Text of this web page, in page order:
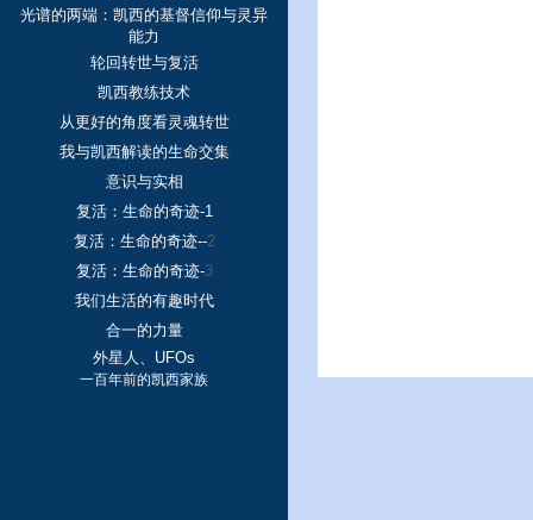
光谱的两端：凯西的基督信仰与灵异
能力
轮回转世与复活
凯西教练技术
从更好的角度看灵魂转世
我与凯西解读的生命交集
意识与实相
复活：生命的奇迹-1
复活：生命的奇迹--2
复活：生命的奇迹-3
我们生活的有趣时代
合一的力量
外星人、UFOs
一百年前的凯西家族